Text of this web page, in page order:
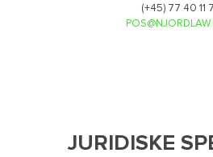
(+45) 77 40 11
JURIDISKE